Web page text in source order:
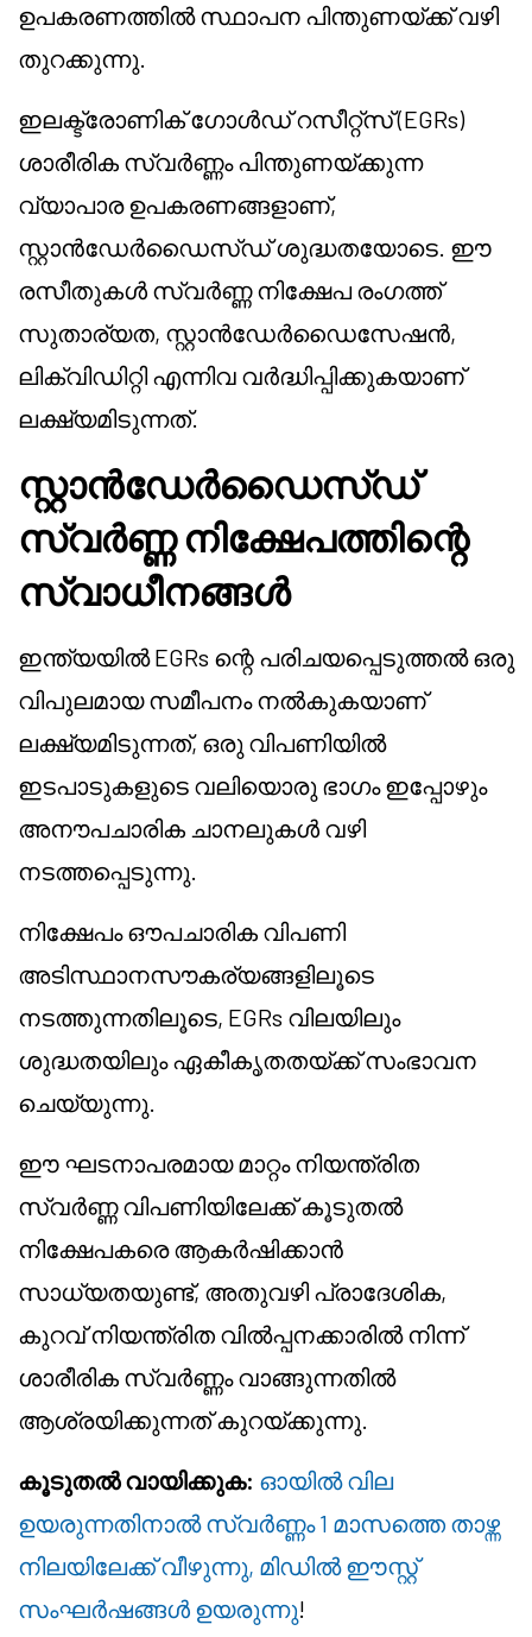
ഉപകരണത്തിൽ സ്ഥാപന പിന്തുണയ്ക്ക് വഴി
തുറക്കുന്നു.
ഇലക്ട്രോണിക് ഗോൾഡ് റസീറ്റ്‌സ് (EGRs)
ശാരീരിക സ്വർണ്ണം പിന്തുണയ്ക്കുന്ന
വ്യാപാര ഉപകരണങ്ങളാണ്,
സ്റ്റാൻഡേർഡൈസ്ഡ് ശുദ്ധതയോടെ. ഈ
രസീതുകൾ സ്വർണ്ണ നിക്ഷേപ രംഗത്ത്
സുതാര്യത, സ്റ്റാൻഡേർഡൈസേഷൻ,
ലിക്വിഡിറ്റി എന്നിവ വർദ്ധിപ്പിക്കുകയാണ്
ലക്ഷ്യമിടുന്നത്.
സ്റ്റാൻഡേർഡൈസ്ഡ്
സ്വർണ്ണ നിക്ഷേപത്തിന്റെ
സ്വാധീനങ്ങൾ
ഇന്ത്യയിൽ EGRs ന്റെ പരിചയപ്പെടുത്തൽ ഒരു
വിപുലമായ സമീപനം നൽകുകയാണ്
ലക്ഷ്യമിടുന്നത്, ഒരു വിപണിയിൽ
ഇടപാടുകളുടെ വലിയൊരു ഭാഗം ഇപ്പോഴും
അനൗപചാരിക ചാനലുകൾ വഴി
നടത്തപ്പെടുന്നു.
നിക്ഷേപം ഔപചാരിക വിപണി
അടിസ്ഥാനസൗകര്യങ്ങളിലൂടെ
നടത്തുന്നതിലൂടെ, EGRs വിലയിലും
ശുദ്ധതയിലും ഏകീകൃതതയ്ക്ക് സംഭാവന
ചെയ്യുന്നു.
ഈ ഘടനാപരമായ മാറ്റം നിയന്ത്രിത
സ്വർണ്ണ വിപണിയിലേക്ക് കൂടുതൽ
നിക്ഷേപകരെ ആകർഷിക്കാൻ
സാധ്യതയുണ്ട്, അതുവഴി പ്രാദേശിക,
കുറവ് നിയന്ത്രിത വിൽപ്പനക്കാരിൽ നിന്ന്
ശാരീരിക സ്വർണ്ണം വാങ്ങുന്നതിൽ
ആശ്രയിക്കുന്നത് കുറയ്ക്കുന്നു.
കൂടുതൽ വായിക്കുക: ഓയിൽ വില
ഉയരുന്നതിനാൽ സ്വർണ്ണം 1 മാസത്തെ താഴ്ന്ന
നിലയിലേക്ക് വീഴുന്നു, മിഡിൽ ഈസ്റ്റ്
സംഘർഷങ്ങൾ ഉയരുന്നു!